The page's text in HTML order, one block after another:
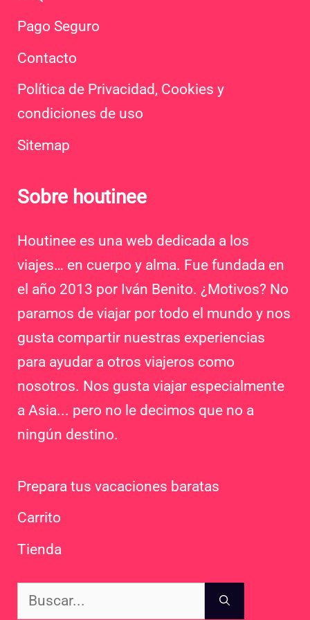
Pago Seguro
Contacto
Política de Privacidad, Cookies y
condiciones de uso
Sitemap
Sobre houtinee
Houtinee es una web dedicada a los
viajes… en cuerpo y alma. Fue fundada en
el año 2013 por Iván Benito. ¿Motivos? No
paramos de viajar por todo el mundo y nos
gusta compartir nuestras experiencias
para ayudar a otros viajeros como
nosotros. Nos gusta viajar especialmente
a Asia... pero no le decimos que no a
ningún destino.
Prepara tus vacaciones baratas
Carrito
Tienda
Buscar: